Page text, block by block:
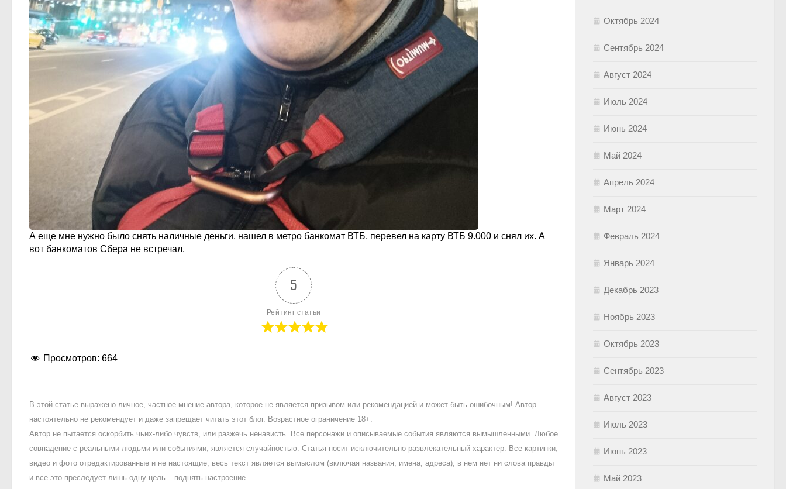
А еще мне нужно было снять наличные деньги, нашел в метро банкомат ВТБ, перевел на карту ВТБ 9.000 и снял их. А
вот банкоматов Сбера не встречал.
5
Рейтинг статьи
Просмотров: 664
В этой статье выражено личное, частное мнение автора, которое не является призывом или рекомендацией и может быть ошибочным! Автор
настоятельно не рекомендует и даже запрещает читать этот блог. Возрастное ограничение 18+.
Автор не пытается оскорбить чьих-либо чувств, или разжечь ненависть. Все персонажи и описываемые события являются вымышленными. Любое
совпадение с реальными людьми или событиями, является случайностью. Статья носит исключительно развлекательный характер. Все картинки,
видео и фото отредактированные и не настоящие, весь текст является вымыслом (включая названия, имена, адреса), в нем нет ни слова правды
и все это преследует лишь одну цель – поднять настроение.
Октябрь 2024
Сентябрь 2024
Август 2024
Июль 2024
Июнь 2024
Май 2024
Апрель 2024
Март 2024
Февраль 2024
Январь 2024
Декабрь 2023
Ноябрь 2023
Октябрь 2023
Сентябрь 2023
Август 2023
Июль 2023
Июнь 2023
Май 2023